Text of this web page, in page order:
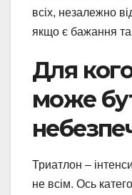
всіх, незалежно
якщо є бажання та
Для
може
Триатлон –
не всім. Ось